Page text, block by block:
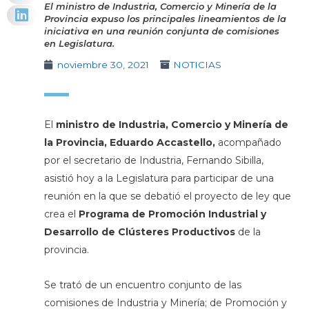
El ministro de Industria, Comercio y Minería de la
Provincia expuso los principales lineamientos de la
iniciativa en una reunión conjunta de comisiones
en Legislatura.
noviembre 30, 2021
NOTICIAS
El ministro de Industria, Comercio y Minería de
la Provincia, Eduardo Accastello,acompañado
por el secretario de Industria, Fernando Sibilla,
asistió hoy a la Legislatura para participar de una
reunión en la que se debatió el proyecto de ley que
crea el Programa de Promoción Industrial y
Desarrollo de Clústeres Productivosde la
provincia.
Se trató de un encuentro conjunto de las
comisiones de Industria y Minería; de Promoción y